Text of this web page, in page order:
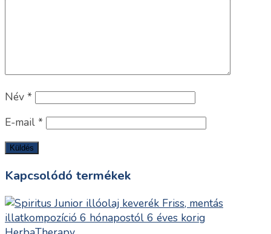
Név *
E-mail *
Kapcsolódó termékek